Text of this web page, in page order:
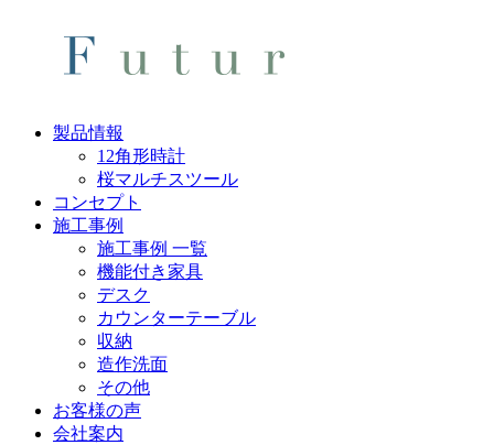
製品情報
12角形時計
桜マルチスツール
コンセプト
施工事例
施工事例 一覧
機能付き家具
デスク
カウンターテーブル
収納
造作洗面
その他
お客様の声
会社案内